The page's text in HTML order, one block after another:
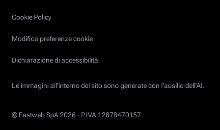
Cookie Policy
Modifica preferenze cookie
Dichiarazione di accessibilità
Le immagini all’interno del sito sono generate con l'ausilio dell'AI.
© Fastweb SpA 2026 - P.IVA 12878470157